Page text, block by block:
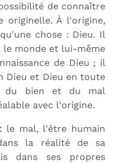
de connaître
À l'origine,
chose : Dieu. Il
le monde et lui-même
de Dieu ; il
Dieu et Dieu en toute
du bien et du mal
avec l'origine.
le mal, l'être humain
la réalité de sa
dans ses propres